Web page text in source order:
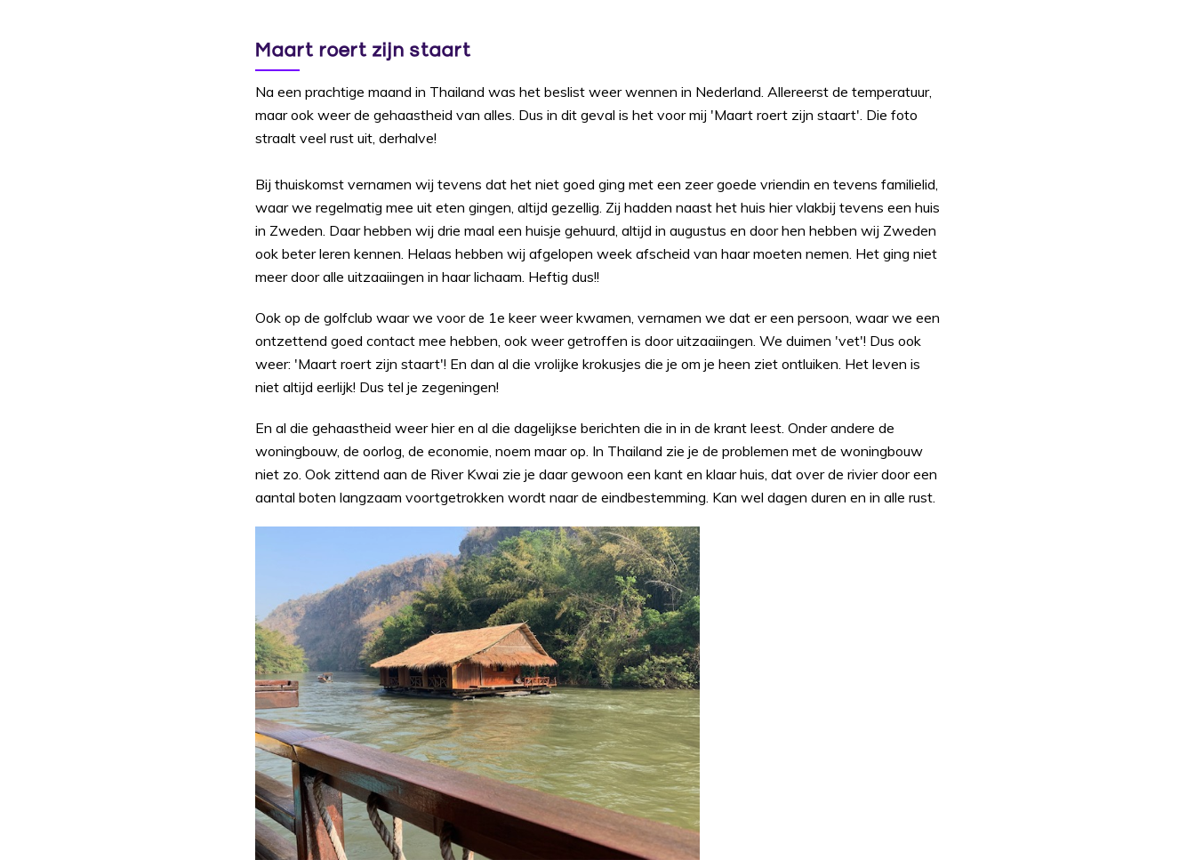
Maart roert zijn staart
Na een prachtige maand in Thailand was het beslist weer wennen in Nederland. Allereerst de temperatuur,
maar ook weer de gehaastheid van alles. Dus in dit geval is het voor mij 'Maart roert zijn staart'. Die foto
straalt veel rust uit, derhalve!
Bij thuiskomst vernamen wij tevens dat het niet goed ging met een zeer goede vriendin en tevens familielid,
waar we regelmatig mee uit eten gingen, altijd gezellig. Zij hadden naast het huis hier vlakbij tevens een huis
in Zweden. Daar hebben wij drie maal een huisje gehuurd, altijd in augustus en door hen hebben wij Zweden
ook beter leren kennen. Helaas hebben wij afgelopen week afscheid van haar moeten nemen. Het ging niet
meer door alle uitzaaiingen in haar lichaam. Heftig dus!!
Ook op de golfclub waar we voor de 1e keer weer kwamen, vernamen we dat er een persoon, waar we een
ontzettend goed contact mee hebben, ook weer getroffen is door uitzaaiingen. We duimen 'vet'! Dus ook
weer: 'Maart roert zijn staart'! En dan al die vrolijke krokusjes die je om je heen ziet ontluiken. Het leven is
niet altijd eerlijk! Dus tel je zegeningen!
En al die gehaastheid weer hier en al die dagelijkse berichten die in in de krant leest. Onder andere de
woningbouw, de oorlog, de economie, noem maar op. In Thailand zie je de problemen met de woningbouw
niet zo. Ook zittend aan de River Kwai zie je daar gewoon een kant en klaar huis, dat over de rivier door een
aantal boten langzaam voortgetrokken wordt naar de eindbestemming. Kan wel dagen duren en in alle rust.